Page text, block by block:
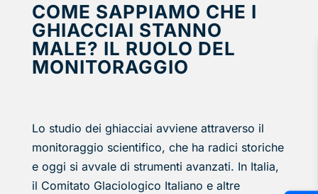
COME SAPPIAMO CHE I
GHIACCIAI STANNO
MALE? IL RUOLO DEL
MONITORAGGIO
Lo studio dei ghiacciai avviene attraverso il
monitoraggio scientifico, che ha radici storiche
e oggi si avvale di strumenti avanzati. In Italia,
il Comitato Glaciologico Italiano e altre